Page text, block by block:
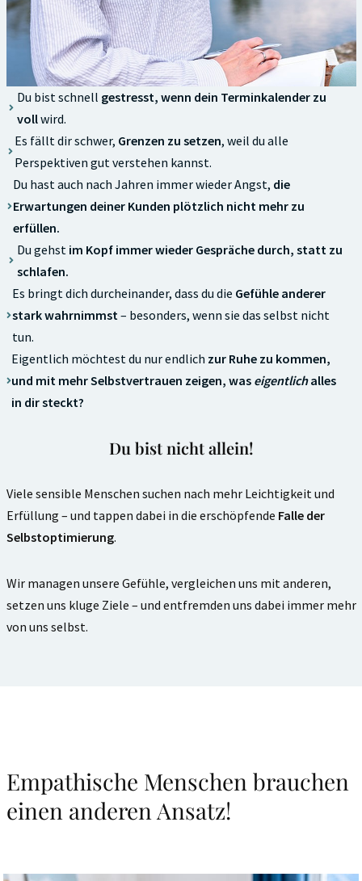
Du bist schnell gestresst, wenn dein Terminkalender zu
vollwird.
Es fällt dir schwer, Grenzen zu setzen, weil du alle
Perspektiven gut verstehen kannst.
Du hast auch nach Jahren immer wieder Angst, die
Erwartungen deiner Kunden plötzlich nicht mehr zu
erfüllen.
Du gehst im Kopf immer wieder Gespräche durch, statt zu
schlafen.
Es bringt dich durcheinander, dass du die Gefühle anderer
stark wahrnimmst– besonders, wenn sie das selbst nicht
tun.
Eigentlich möchtest du nur endlich zur Ruhe zu kommen,
und mit mehr Selbstvertrauen zeigen, was eigentlichalles
in dir steckt?
Du bist nicht allein!
Viele sensible Menschen suchen nach mehr Leichtigkeit und
Erfüllung – und tappen dabei in die erschöpfende Falle der
Selbstoptimierung.
Wir managen unsere Gefühle, vergleichen uns mit anderen,
setzen uns kluge Ziele – und entfremden uns dabei immer mehr
von uns selbst.
Empathische Menschen brauchen
einen anderen Ansatz!